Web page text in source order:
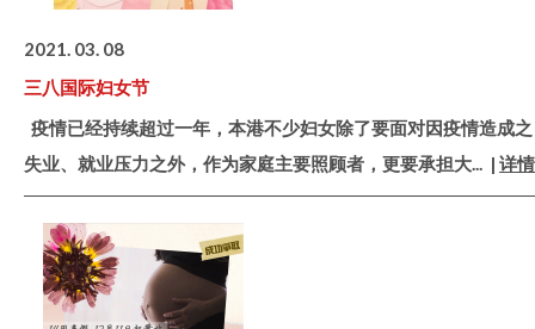
2021. 03. 08
三八国际妇女节
疫情已经持续超过一年，本港不少妇女除了要面对因疫情造成之
失业、就业压力之外，作为家庭主要照顾者，更要承担大... | 详情